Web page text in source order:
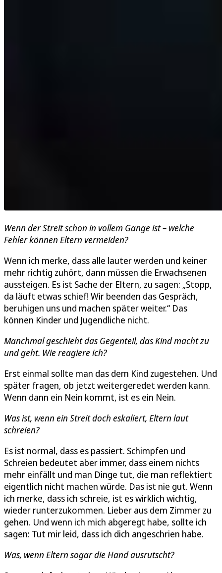
Wenn der Streit schon in vollem Gange ist – welche
Fehler können Eltern vermeiden?
Wenn ich merke, dass alle lauter werden und keiner
mehr richtig zuhört, dann müssen die Erwachsenen
aussteigen. Es ist Sache der Eltern, zu sagen: „Stopp,
da läuft etwas schief! Wir beenden das Gespräch,
beruhigen uns und machen später weiter.“ Das
können Kinder und Jugendliche nicht.
Manchmal geschieht das Gegenteil, das Kind macht zu
und geht. Wie reagiere ich?
Erst einmal sollte man das dem Kind zugestehen. Und
später fragen, ob jetzt weitergeredet werden kann.
Wenn dann ein Nein kommt, ist es ein Nein.
Was ist, wenn ein Streit doch eskaliert, Eltern laut
schreien?
Es ist normal, dass es passiert. Schimpfen und
Schreien bedeutet aber immer, dass einem nichts
mehr einfällt und man Dinge tut, die man reflektiert
eigentlich nicht machen würde. Das ist nie gut. Wenn
ich merke, dass ich schreie, ist es wirklich wichtig,
wieder runterzukommen. Lieber aus dem Zimmer zu
gehen. Und wenn ich mich abgeregt habe, sollte ich
sagen: Tut mir leid, dass ich dich angeschrien habe.
Was, wenn Eltern sogar die Hand ausrutscht?